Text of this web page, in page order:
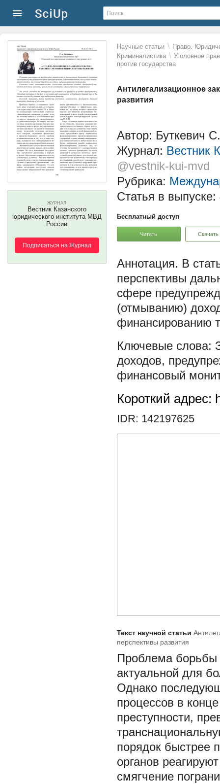
Научные статьи \ Право.
Криминалистика \ Уголовное
против государства
Антилегализационное
развития
ЖУРНАЛ
Вестник Казанского
юридического института МВД
России
Подписаться на Журнал
Автор: Буткевич
Журнал: Вестник
@vestnik-kui-mvd
Рубрика:
Статья в выпуске:
Бесплатный доступ
Читать Скачать
В
перспективы
сфере
(отмыванию)
финансированию
доходов,
финансовый
Короткий адрес:
IDR: 142197625
Текст научной статьи
перспективы развития
Проблема борьбы
актуальной для
Однако
процессов в
преступности,
порядок быстрее
органов
смягчение